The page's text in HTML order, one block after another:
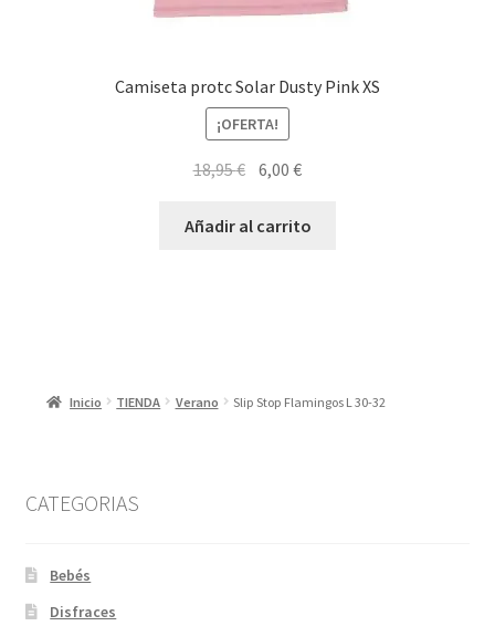
Camiseta protc Solar Dusty Pink XS
¡OFERTA!
18,95€ El
original
6,00€El
actual
Añadir al carrito
Inicio TIENDA Verano Slip Stop Flamingos L 30-32
CATEGORIAS
Bebés
Disfraces